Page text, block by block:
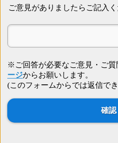
ご意見がありましたらご記入く
※ご回答が必要なご意見・ご質
ージからお願いします。
(このフォームからでは返信でき